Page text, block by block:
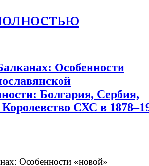
Особенности
Болгария, Сербия,
СХС в
Особенности «новой»